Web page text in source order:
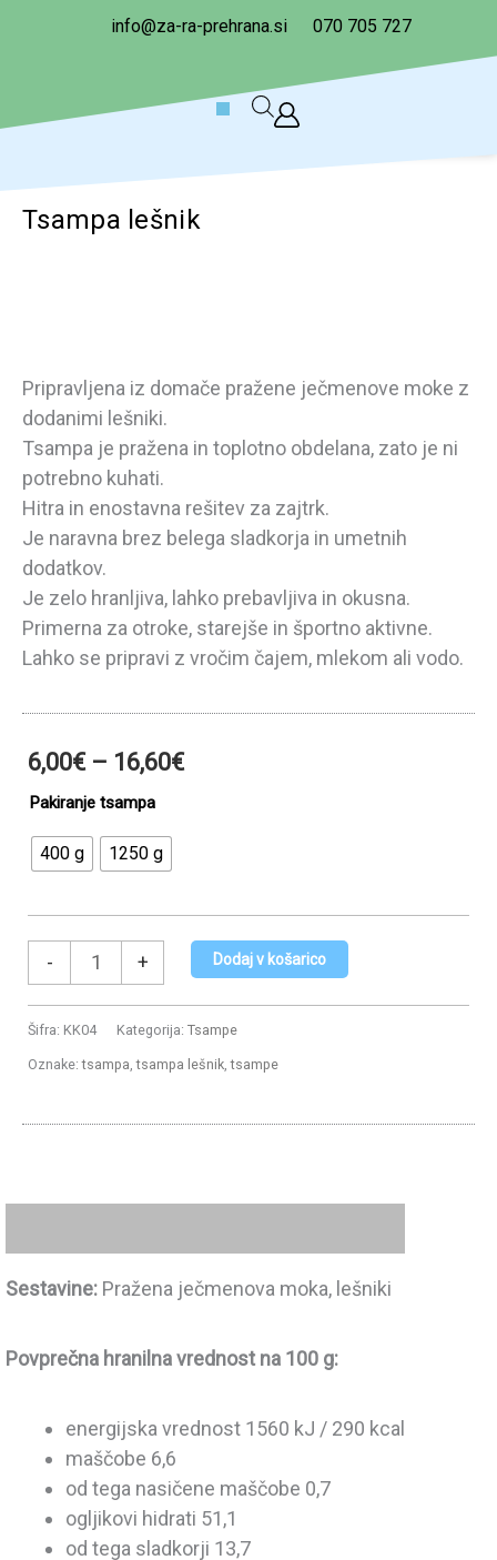
info@za-ra-prehrana.si 070 705 727
Cart
Tsampa lešnik
Pripravljena iz domače pražene ječmenove moke z
dodanimi lešniki.
Tsampa je pražena in toplotno obdelana, zato je ni
potrebno kuhati.
Hitra in enostavna rešitev za zajtrk.
Je naravna brez belega sladkorja in umetnih
dodatkov.
Je zelo hranljiva, lahko prebavljiva in okusna.
Primerna za otroke, starejše in športno aktivne.
Lahko se pripravi z vročim čajem, mlekom ali vodo.
6,00€ – 16,60€Cenovni
16,60€
Pakiranje tsampa
400 g 1250 g
-
Tsampa
količina
+ Dodaj v košarico
Šifra: KK04 Kategorija: Tsampe
Oznake: tsampa,tsampa lešnik,tsampe
Sestavine: Pražena ječmenova moka, lešniki
Povprečna hranilna vrednost na 100 g:
energijska vrednost 1560 kJ / 290 kcal
maščobe 6,6
od tega nasičene maščobe 0,7
ogljikovi hidrati 51,1
od tega sladkorji 13,7